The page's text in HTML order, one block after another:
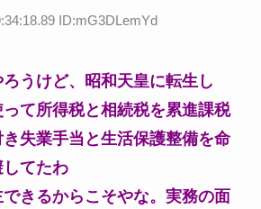
ID:mG3DLemYd
うけど、昭和天皇に転生し
て所得税と相続税を累進課税
失業手当と生活保護整備を命
てたわ
きるからこそやな。実務の面